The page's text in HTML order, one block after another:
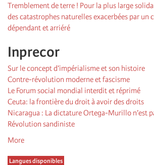
Tremblement de terre ! Pour la plus large
des catastrophes naturelles exacerbées par un
dépendant et arriéré
Inprecor
Sur le concept d’impérialisme et son histoire
Contre-révolution moderne et fascisme
Le Forum social mondial interdit et réprimé
Ceuta: la frontière du droit à avoir des droits
Nicaragua : La dictature Ortega-Murillo n’est
Révolution sandiniste
More
Langues disponibles